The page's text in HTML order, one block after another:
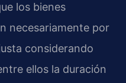
los bienes
necesariamente por
considerando
ellos la duración